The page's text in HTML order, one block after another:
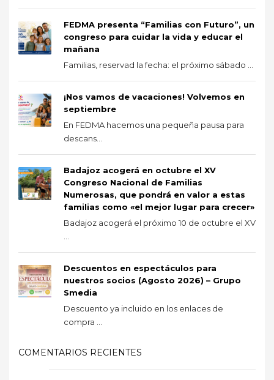
FEDMA presenta “Familias con Futuro”, un
congreso para cuidar la vida y educar el
mañana
Familias, reservad la fecha: el próximo sábado ...
¡Nos vamos de vacaciones! Volvemos en
septiembre
En FEDMA hacemos una pequeña pausa para
descans...
Badajoz acogerá en octubre el XV
Congreso Nacional de Familias
Numerosas, que pondrá en valor a estas
familias como «el mejor lugar para crecer»
Badajoz acogerá el próximo 10 de octubre el XV
Descuentos en espectáculos para
nuestros socios (Agosto 2026) – Grupo
Smedia
Descuento ya incluido en los enlaces de
compra ...
COMENTARIOS RECIENTES